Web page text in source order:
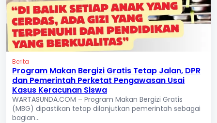
Berita
Program Makan Bergizi Gratis Tetap Jalan, DPR
dan Pemerintah Perketat Pengawasan Usai
Kasus Keracunan Siswa
WARTASUNDA.COM – Program Makan Bergizi Gratis
(MBG) dipastikan tetap dilanjutkan pemerintah sebagai
bagian...